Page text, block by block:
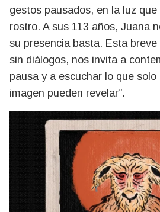
gestos pausados, en la luz
rostro. A sus 113 años, Juana
su presencia basta. Esta
sin diálogos, nos invita a
pausa y a escuchar lo que
imagen pueden revelar”.